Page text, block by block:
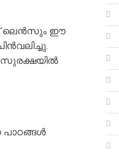
ലെൻസും ഈ
സുരക്ഷയിൽ
പാഠങ്ങൾ